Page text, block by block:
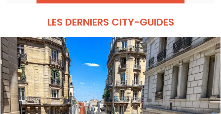
LES DERNIERS CITY-GUIDES